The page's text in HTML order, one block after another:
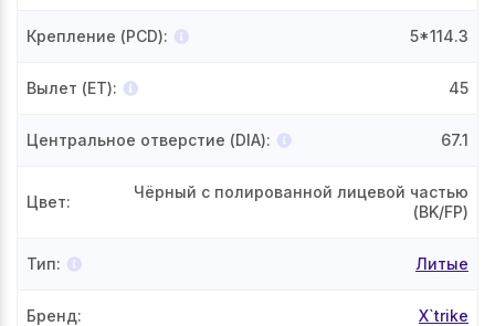
Крепление (PCD): 5*114.3
Вылет (ET): 45
Центральное отверстие (DIA): 67.1
Цвет:
Чёрный с полированной лицевой частью
(BK/FP)
Тип: Литые
Бренд: X`trike